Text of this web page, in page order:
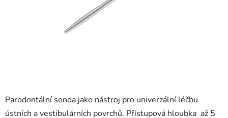
Parodontální sonda jako nástroj pro univerzální léčbu
ústních a vestibulárních povrchů. Přístupová hloubka až 5